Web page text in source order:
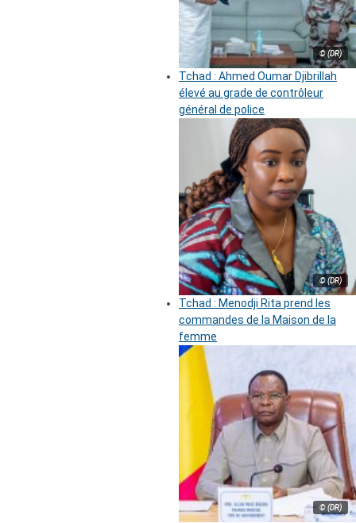
© (DR)
Tchad : Ahmed Oumar Djibrillah
élevé au grade de contrôleur
général de police
© (DR)
Tchad : Menodji Rita prend les
commandes de la Maison de la
femme
© (DR)